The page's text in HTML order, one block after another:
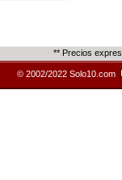
** Precios
© 2002/2022 Solo10.com